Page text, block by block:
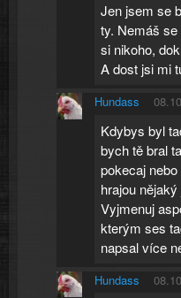
Jen jsem se
ty. Nemáš
si nikoho,
A dost jsi mi
Hundass
Kdybys byl
bych tě bral
pokecaj
hrajou
Vyjmenuj
kterým ses
napsal více
Hundass